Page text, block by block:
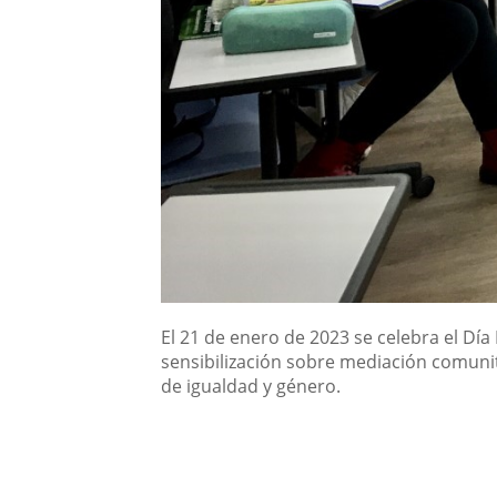
El 21 de enero de 2023 se celebra el
sensibilización sobre mediación
de igualdad y género.